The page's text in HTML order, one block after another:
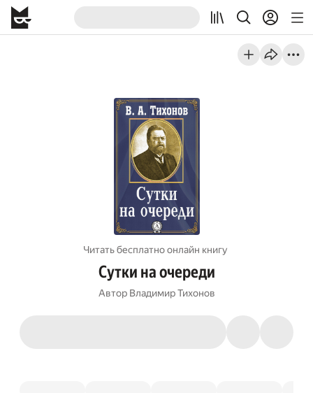
Читать бесплатно онлайн книгу
Сутки на очереди
Автор Владимир Тихонов